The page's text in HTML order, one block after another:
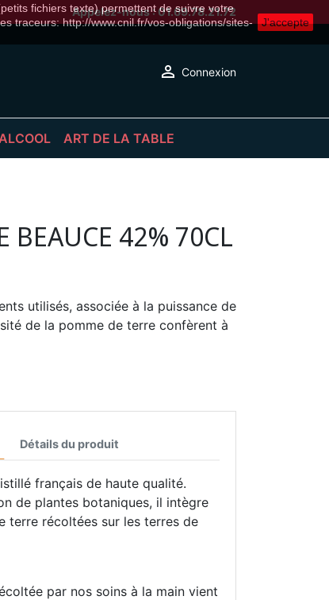
Appelez-nous :01.69.78.21.72
 Connexion
ART DE LA TABLE
VERRERIE & VAISSELLE
BEAUCE 42% 70CL
utilisés, associée à la puissance de
de la pomme de terre confèrent à
Détails du produit
français de haute qualité.
de plantes botaniques, il intègre
terre récoltées sur les terres de
par nos soins à la main vient
fichiers texte) permettent de suivre votre
traceurs: http://www.cnil.fr/vos-obligations/sites-
J'accepte